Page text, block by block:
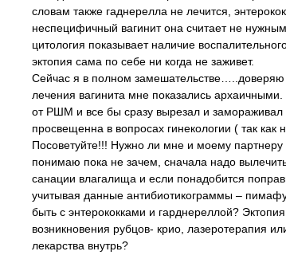
словам также гаднерелла не лечится,
неспецифичный вагинит она считает не
цитология показывает наличие
эктопия сама по себе ни когда не заживет.
Сейчас я в полном замешательстве…..доверяю
лечения вагинита мне показались
от РШМ и все бы сразу вырезал и
просвещенна в вопросах гинекологии ( так как
Посоветуйте!!! Нужно ли мне и моему
понимаю пока не зачем, сначала надо
санации влагалища и если понадобится
учитывая данные антибиотикограммы –
быть с энтерококками и гарднереллой?
возникновения рубцов- крио, лазеротерапия
лекарства внутрь?